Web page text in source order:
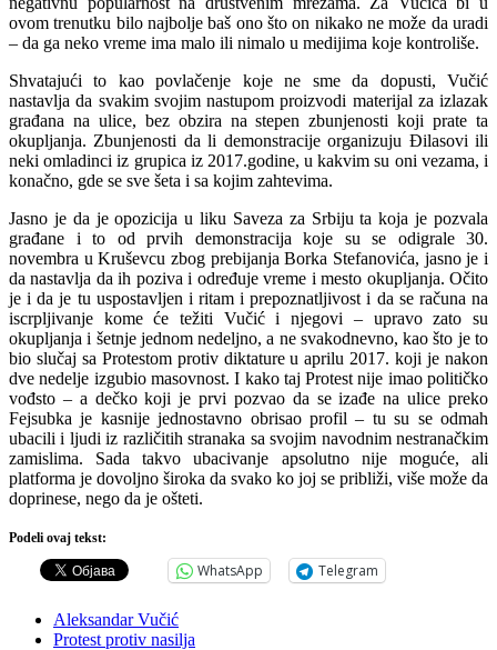
ovom trenutku bilo najbolje baš ono što on nikako ne može da uradi
– da ga neko vreme ima malo ili nimalo u medijima koje kontroliše.
Shvatajući to kao povlačenje koje ne sme da dopusti, Vučić
nastavlja da svakim svojim nastupom proizvodi materijal za izlazak
građana na ulice, bez obzira na stepen zbunjenosti koji prate ta
okupljanja. Zbunjenosti da li demonstracije organizuju Đilasovi ili
neki omladinci iz grupica iz 2017.godine, u kakvim su oni vezama, i
konačno, gde se sve šeta i sa kojim zahtevima.
Jasno je da je opozicija u liku Saveza za Srbiju ta koja je pozvala
građane i to od prvih demonstracija koje su se odigrale 30.
novembra u Kruševcu zbog prebijanja Borka Stefanovića, jasno je i
da nastavlja da ih poziva i određuje vreme i mesto okupljanja. Očito
je i da je tu uspostavljen i ritam i prepoznatljivost i da se računa na
iscrpljivanje kome će težiti Vučić i njegovi – upravo zato su
okupljanja i šetnje jednom nedeljno, a ne svakodnevno, kao što je to
bio slučaj sa Protestom protiv diktature u aprilu 2017. koji je nakon
dve nedelje izgubio masovnost. I kako taj Protest nije imao političko
vođsto – a dečko koji je prvi pozvao da se izađe na ulice preko
Fejsubka je kasnije jednostavno obrisao profil – tu su se odmah
ubacili i ljudi iz različitih stranaka sa svojim navodnim nestranačkim
zamislima. Sada takvo ubacivanje apsolutno nije moguće, ali
platforma je dovoljno široka da svako ko joj se približi, više može da
doprinese, nego da je ošteti.
Podeli ovaj tekst:
WhatsApp Telegram
Aleksandar Vučić
Protest protiv nasilja